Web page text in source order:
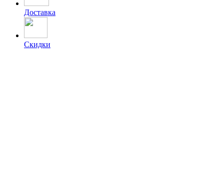
Доставка
Скидки